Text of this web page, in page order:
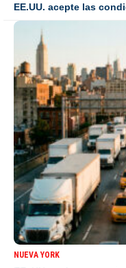
EE.UU. acepte las
NUEVA YORK